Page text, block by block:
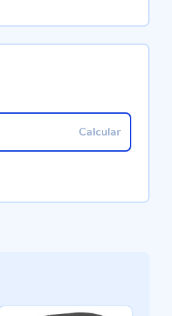
Calcular